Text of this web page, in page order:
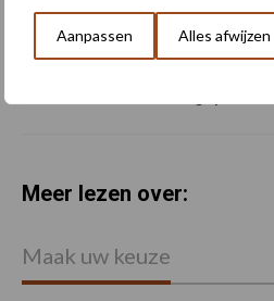
Aanpassen Alles afwijzen
Meer lezen over:
Maak uw keuze